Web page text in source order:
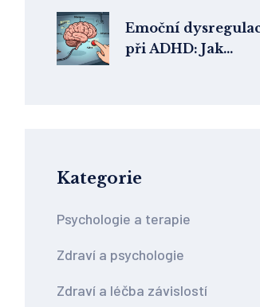
Emoční
při ADHD: Jak
Kategorie
Psychologie a terapie
Zdraví a psychologie
Zdraví a léčba závislostí